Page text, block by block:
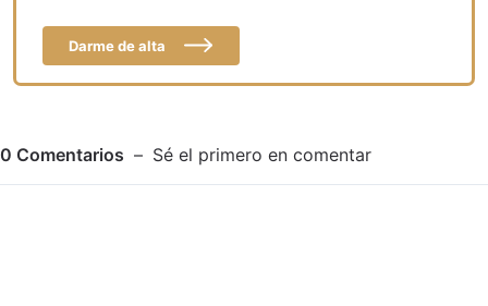
Darme de alta
0 Comentarios Sé el primero en comentar